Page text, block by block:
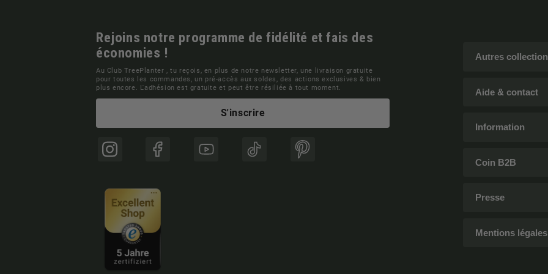
Rejoins notre programme de fidélité et fais des
économies !
Au Club TreePlanter , tu reçois, en plus de notre newsletter, une livraison gratuite
pour toutes les commandes, un pré-accès aux soldes, des actions exclusives & bien
plus encore. L'adhésion est gratuite et peut être résiliée à tout moment.
S'inscrire
Instagram Facebook YouTube TikTok Pinterest
Autres
Aide & contact
Information
Coin B2B
Presse
Mentions légales